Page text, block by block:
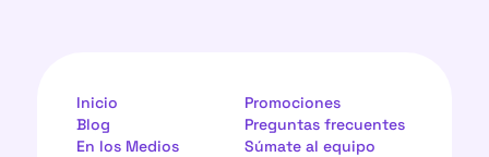
Inicio
Blog
En los Medios
Promociones
Preguntas frecuentes
Súmate al equipo